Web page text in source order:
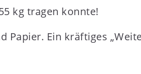
kg tragen konnte!
Ein kräftiges